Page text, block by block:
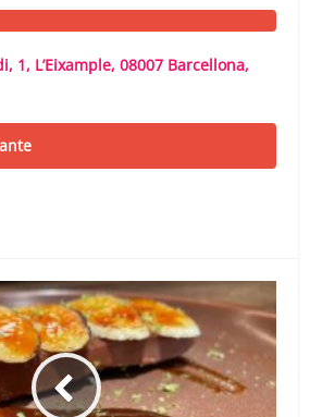
1, L’Eixample, 08007 Barcellona,